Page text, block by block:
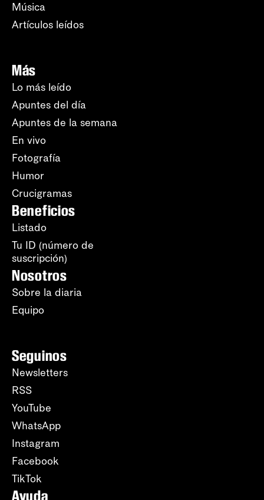
Música
Artículos leídos
Más
Lo más leído
Apuntes del día
Apuntes de la semana
En vivo
Fotografía
Humor
Crucigramas
Beneficios
Listado
Tu ID (número de
suscripción)
Nosotros
Sobre la diaria
Equipo
Seguinos
Newsletters
RSS
YouTube
WhatsApp
Instagram
Facebook
TikTok
Ayuda